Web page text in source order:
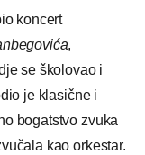
koncert
,
se školovao i
je klasične i
bogatstvo zvuka
kao orkestar.